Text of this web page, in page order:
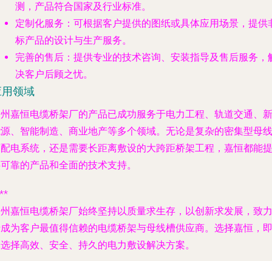
测，产品符合国家及行业标准。
定制化服务 ：可根据客户提供的图纸或具体应用场景，提供
标产品的设计与生产服务。
完善的售后 ：提供专业的技术咨询、安装指导及售后服务，
决客户后顾之忧。
领域
嘉恒电缆桥架厂的产品已成功服务于电力工程、轨道交通、新
、智能制造、商业地产等多个领域。无论是复杂的密集型母线
电系统，还是需要长距离敷设的大跨距桥架工程，嘉恒都能提
靠的产品和全面的技术支持。
嘉恒电缆桥架厂始终坚持以质量求生存，以创新求发展，致力
为客户最值得信赖的电缆桥架与母线槽供应商。选择嘉恒，即
择高效、安全、持久的电力敷设解决方案。